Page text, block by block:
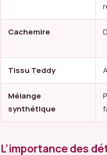
Cachemire
Tissu Teddy
Mélange
synthétique
L’importance des